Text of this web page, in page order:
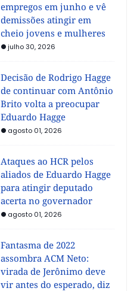
empregos em junho e vê
demissões atingir em
cheio jovens e mulheres
julho 30, 2026
Decisão de Rodrigo Hagge
de continuar com Antônio
Brito volta a preocupar
Eduardo Hagge
agosto 01, 2026
Ataques ao HCR pelos
aliados de Eduardo Hagge
para atingir deputado
acerta no governador
agosto 01, 2026
Fantasma de 2022
assombra ACM Neto:
virada de Jerônimo deve
vir antes do esperado, diz